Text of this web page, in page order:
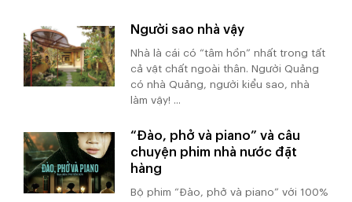
Người sao nhà vậy
Nhà là cái có “tâm hồn” nhất trong tất
cả vật chất ngoài thân. Người Quảng
có nhà Quảng, người kiểu sao, nhà
làm vậy! ...
“Đào, phở và piano” và câu
chuyện phim nhà nước đặt
hàng
Bộ phim “Đào, phở và piano” với 100%